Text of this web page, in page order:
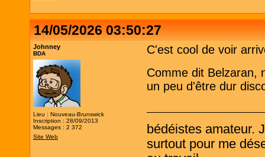
14/05/2026 03:50:27
Johnney
BDA
Lieu : Nouveau-Brunswick
Inscription : 28/09/2013
Messages : 2 372
Site Web
C'est cool de voir
Comme dit Belzaran,
un peu d'être dur
bédéistes amateur.
surtout pour me